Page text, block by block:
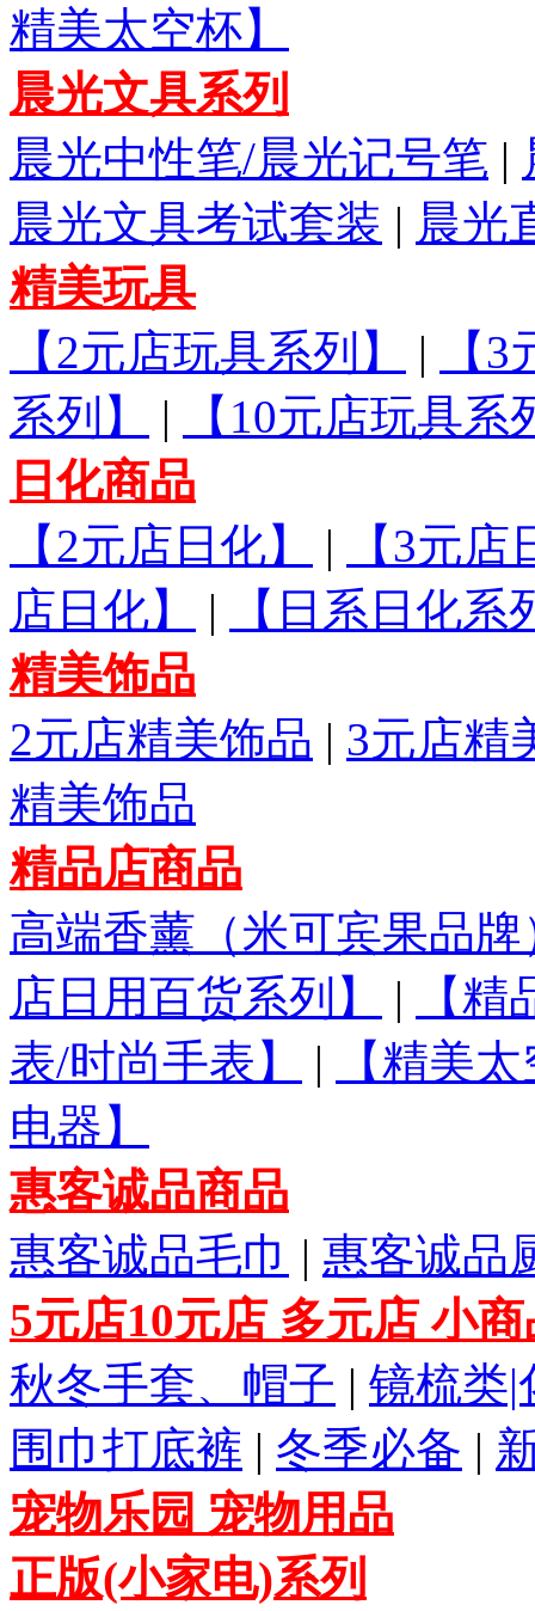
精美太空杯】
晨光文具系列
晨光中性笔/晨光记号笔 |
晨光文具考试套装 | 晨光
精美玩具
【2元店玩具系列】
|
【
系列】
|
【10元店玩具系
日化商品
【2元店日化】
|
【3元店
店日化】
|
【日系日化系
精美饰品
2元店精美饰品 | 3元店精
精美饰品
精品店商品
高端香薰（米可宾果品牌
店日用百货系列】
|
【
表/时尚手表】
|
【精美
电器】
惠客诚品商品
惠客诚品毛巾 | 惠客诚品
5元店10元店 多元店 小
秋冬手套、帽子 | 镜梳类|
围巾打底裤 | 冬季必备 |
宠物乐园 宠物用品
正版(小家电)系列